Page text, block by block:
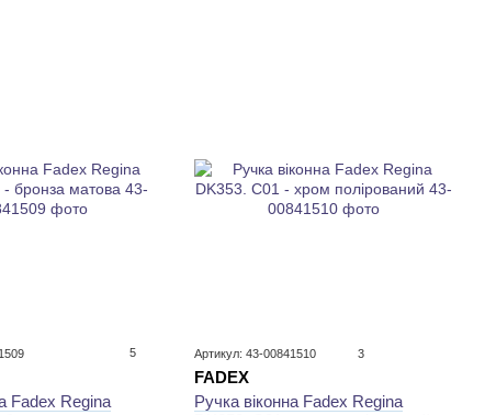
5
Fadex Regina
Артикул: 43-00841510 3
FADEX
Ручка віконна Fadex Regina